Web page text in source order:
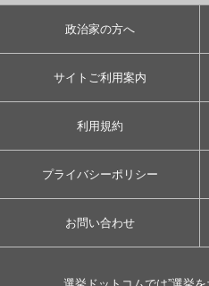
政治家の方へ
サイトご利用案内
利用規約
プライバシーポリシー
お問い合わせ